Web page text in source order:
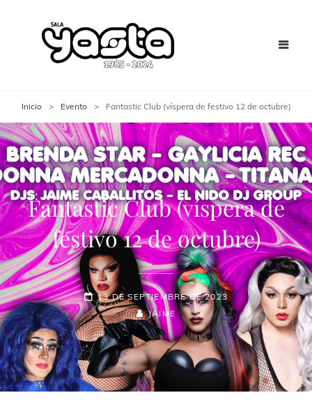
Inicio > Evento > Fantastic Club (víspera de festivo 12 de octubre)
Fantastic Club (víspera de
festivo 12 de octubre)
13 DE SEPTIEMBRE DE 2023
JAIME